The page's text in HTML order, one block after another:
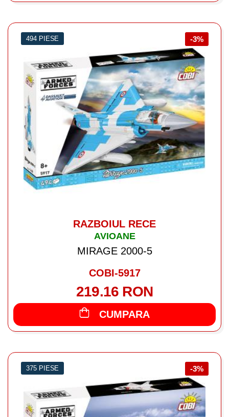
-3%
494 PIESE
RAZBOIUL RECE
AVIOANE
MIRAGE 2000-5
COBI-5917
219.16 RON
CUMPARA
-3%
375 PIESE